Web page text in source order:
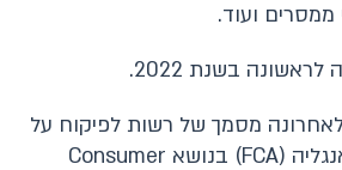
ממסרים ועוד.
בשנת 2022.
לאחרונה מסמך של רשות לפיקוח על
התנהלות פיננסית באנגליה (FCA) בנושא Consumer